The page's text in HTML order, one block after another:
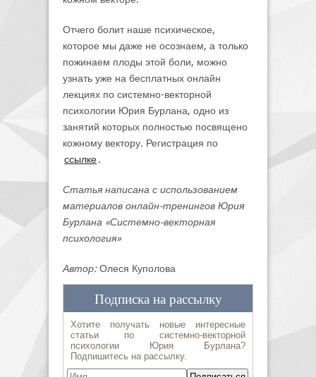
Отчего болит наше психическое,
которое мы даже не осознаем, а только
пожинаем плоды этой боли, можно
узнать уже на бесплатных онлайн
лекциях по системно-векторной
психологии Юрия Бурлана, одно из
занятий которых полностью посвящено
кожному вектору. Регистрация по
ссылке.
Статья написана с использованием
материалов онлайн-тренингов Юрия
Бурлана «Системно-векторная
психология»
Автор:Олеся Куполова